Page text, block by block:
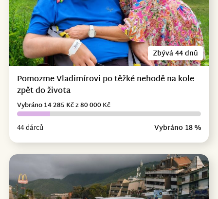
Zbývá 44 dnů
Pomozme Vladimírovi po těžké nehodě na kole
zpět do života
44 dárců Vybráno 18 %
Vybráno 14 285 Kč z 80 000 Kč